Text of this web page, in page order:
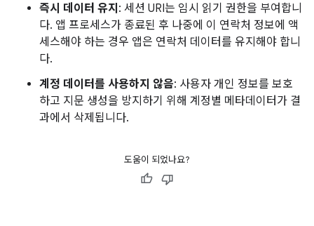
즉시 데이터 유지 : 세션 URI는 임시 읽기 권한을 부여합니
다. 앱 프로세스가 종료된 후 나중에 이 연락처 정보에 액
세스해야 하는 경우 앱은 연락처 데이터를 유지해야 합니
다.
계정 데이터를 사용하지 않음: 사용자 개인 정보를 보호
하고 지문 생성을 방지하기 위해 계정별 메타데이터가 결
과에서 삭제됩니다.
도움이 되었나요?